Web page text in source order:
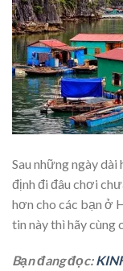
Sau những ngày
định đi đâu chơi
hơn cho các bạn ở
tin này thì hãy cùng
Bạn đang đọc: